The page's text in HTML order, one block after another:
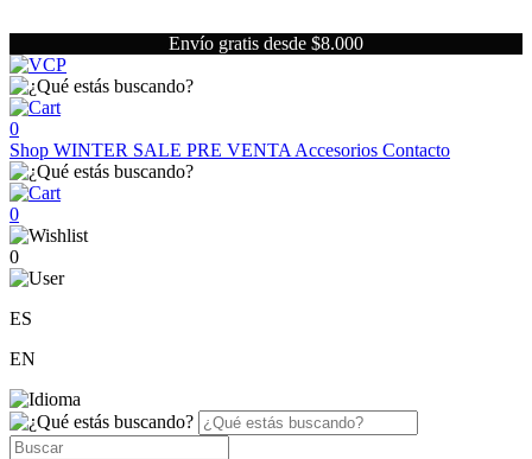
Envío gratis desde $8.000
0
Shop WINTER SALE PRE VENTA Accesorios Contacto
0
0
ES
EN